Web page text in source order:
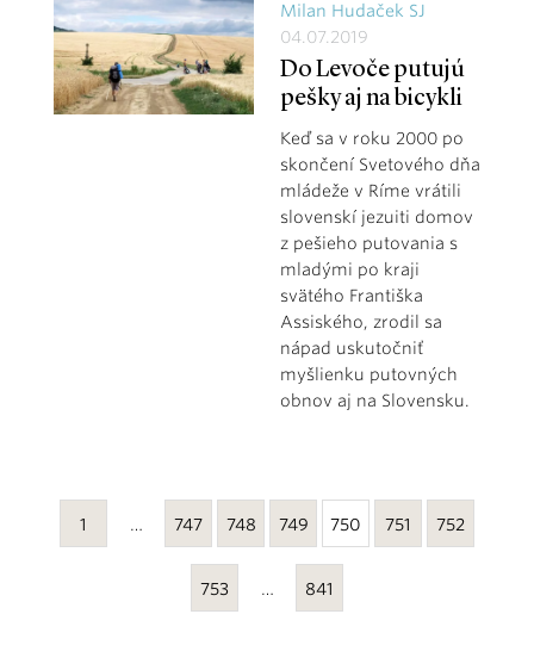
Milan Hudaček SJ
04.07.2019
Do Levoče putujú
pešky aj na bicykli
Keď sa v roku 2000 po
skončení Svetového dňa
mládeže v Ríme vrátili
slovenskí jezuiti domov
z pešieho putovania s
mladými po kraji
svätého Františka
Assiského, zrodil sa
nápad uskutočniť
myšlienku putovných
obnov aj na Slovensku.
1 … 747 748 749 750 751 752
753 … 841